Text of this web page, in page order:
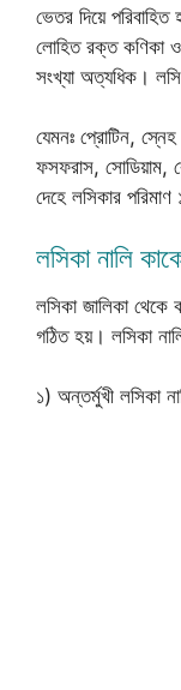
ভেতর দিয়ে
লোহিত রক্ত কণিকা
সংখ্যা অত্যধিক।
যেমনঃ প্রোটিন, স্নেহ
ফসফরাস, সোডিয়াম,
দেহে লসিকার
লসিকা নালি
লসিকা জালিকা
গঠিত হয়। লসিকা
১) অন্তর্মুখী লসিকা